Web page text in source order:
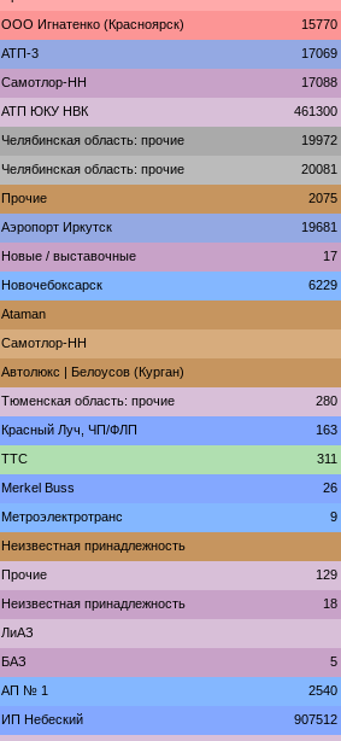
ООО Игнатенко (Красноярск) 15770
АТП-3 17069
Самотлор-НН 17088
АТП ЮКУ НВК 461300
Челябинская область: прочие 19972
Челябинская область: прочие 20081
Прочие 2075
Аэропорт Иркутск 19681
Новые / выставочные 17
Новочебоксарск 6229
Ataman
Самотлор-НН
Автолюкс | Белоусов (Курган)
Тюменская область: прочие 280
Красный Луч, ЧП/ФЛП 163
ТТС 311
Merkel Buss 26
Метроэлектротранс 9
Неизвестная принадлежность
Прочие 129
Неизвестная принадлежность 18
ЛиАЗ
БАЗ 5
АП № 1 2540
ИП Небеский 907512